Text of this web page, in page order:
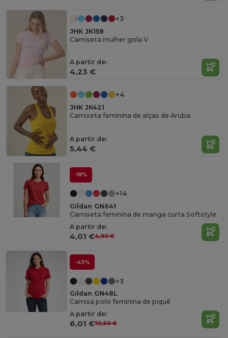
+3
JHK JK158
Camiseta mulher gola V
A partir de:
4,23 €
+4
JHK JK421
Camiseta feminina de alças de Aruba
A partir de:
5,44 €
-18%
+14
Gildan GN641
Camiseta feminina de manga curta Softstyle
A partir de:
4,01 €4,90 €
-43%
+3
Gildan GN48L
Camisa polo feminina de piquê
A partir de:
6,01 €10,60 €